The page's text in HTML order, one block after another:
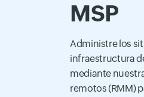
MSP
Administre los
infraestructura
mediante
remotos (RMM)